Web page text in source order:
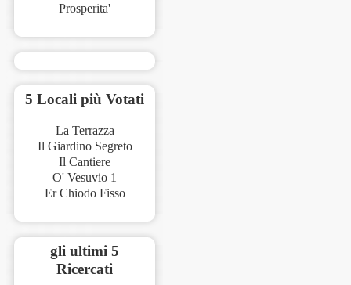
Prosperita'
5 Locali più Votati
La Terrazza
Il Giardino Segreto
Il Cantiere
O' Vesuvio 1
Er Chiodo Fisso
gli ultimi 5
Ricercati